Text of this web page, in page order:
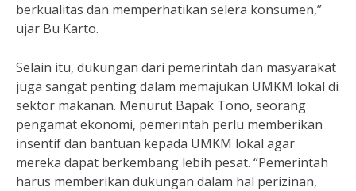
berkualitas dan memperhatikan selera konsumen,”
ujar Bu Karto.
Selain itu, dukungan dari pemerintah dan masyarakat
juga sangat penting dalam memajukan UMKM lokal di
sektor makanan. Menurut Bapak Tono, seorang
pengamat ekonomi, pemerintah perlu memberikan
insentif dan bantuan kepada UMKM lokal agar
mereka dapat berkembang lebih pesat. “Pemerintah
harus memberikan dukungan dalam hal perizinan,